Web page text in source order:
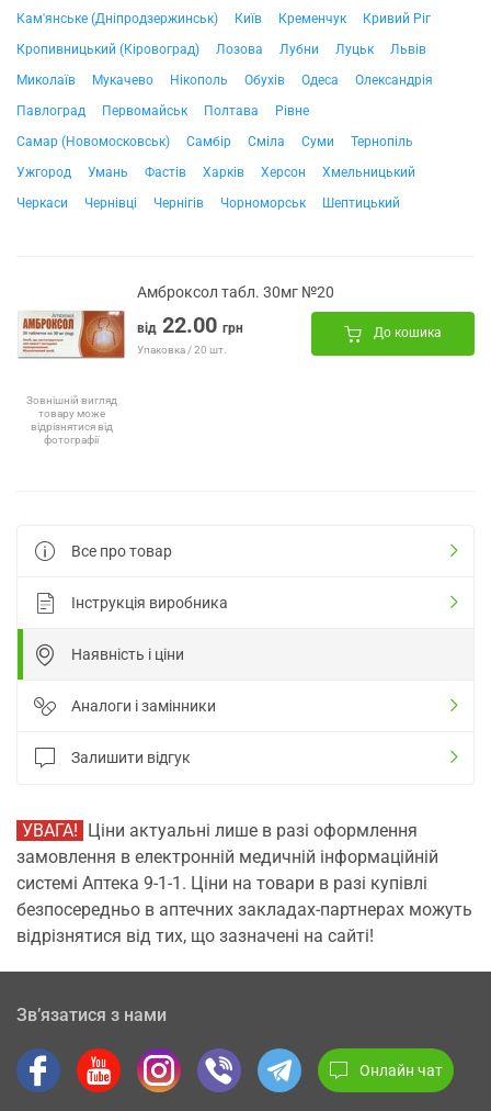
Кам'янське (Дніпродзержинськ)
Київ Кременчук
Кривий Ріг
Кропивницький (Кіровоград)
Лозова Лубни Луцьк
Львів
Миколаїв
Мукачево Нікополь Обухів Одеса
Олександрія
Павлоград
Первомайськ Полтава
Рівне
Самар (Новомосковськ)
Самбір Сміла Суми
Тернопіль
Ужгород
Умань Фастів Харків Херсон
Хмельницький
Черкаси
Чернівці Чернігів Чорноморськ Шептицький
Зовнішній вигляд
товару може
відрізнятися від
фотографії
Амброксол табл. 30мг №20
від 22.00 грн
Упаковка / 20 шт.
До кошика
Все про товар
Інструкція виробника
Наявність і ціни
Аналоги і замінники
Залишити відгук
УВАГА! Ціни актуальні лише в разі оформлення
замовлення в електронній медичній інформаційній
системі Аптека 9-1-1. Ціни на товари в разі купівлі
безпосередньо в аптечних закладах-партнерах можуть
відрізнятися від тих, що зазначені на сайті!
Зв’язатися з нами
Онлайн чат